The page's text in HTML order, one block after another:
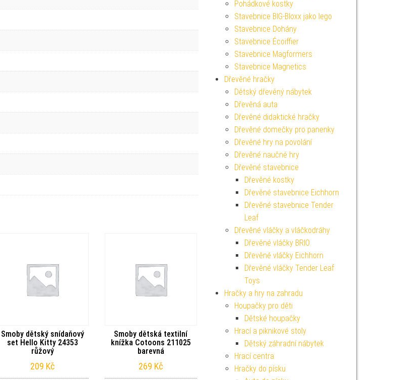
Smoby dětský snídaňový
set Hello Kitty 24353
růžový
209 Kč
Smoby dětská textilní
knížka Cotoons 211025
barevná
269 Kč
Pohádkové kostky
Stavebnice BIG-Bloxx jako lego
Stavebnice Dohány
Stavebnice Écoiffier
Stavebnice Magformers
Stavebnice Magnetics
Dřevěné hračky
Dětský dřevěný nábytek
Dřevěná auta
Dřevěné didaktické hračky
Dřevěné domečky pro panenky
Dřevěné hry na povolání
Dřevěné naučné hry
Dřevěné stavebnice
Dřevěné kostky
Dřevěné stavebnice Eichhorn
Dřevěné stavebnice Tender
Leaf
Dřevěné vláčky a vláčkodráhy
Dřevěné vláčky BRIO
Dřevěné vláčky Eichhorn
Dřevěné vláčky Tender Leaf
Toys
Hračky a hry na zahradu
Houpačky pro děti
Dětské houpačky
Hrací a piknikové stoly
Dětský záhradní nábytek
Hrací centra
Hračky do písku